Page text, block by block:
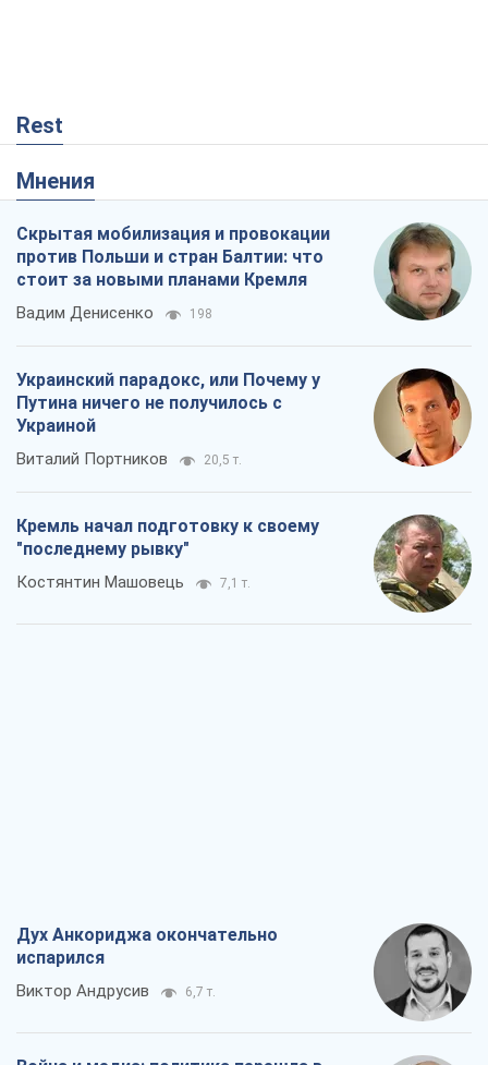
Rest
Мнения
Скрытая мобилизация и провокации
против Польши и стран Балтии: что
стоит за новыми планами Кремля
Вадим Денисенко 198
Украинский парадокс, или Почему у
Путина ничего не получилось с
Украиной
Виталий Портников 20,5 т.
Кремль начал подготовку к своему
"последнему рывку"
Костянтин Машовець 7,1 т.
Дух Анкориджа окончательно
испарился
Виктор Андрусив 6,7 т.